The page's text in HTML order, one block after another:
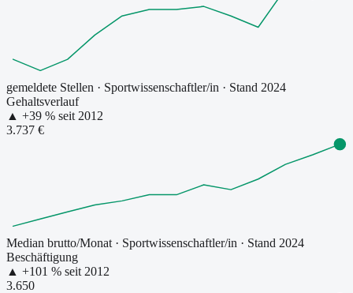
gemeldete Stellen · Sportwissenschaftler/in · Stand 2024
Gehaltsverlauf
▲ +39 % seit 2012
3.737 €
Median brutto/Monat · Sportwissenschaftler/in · Stand 2024
Beschäftigung
▲ +101 % seit 2012
3.650